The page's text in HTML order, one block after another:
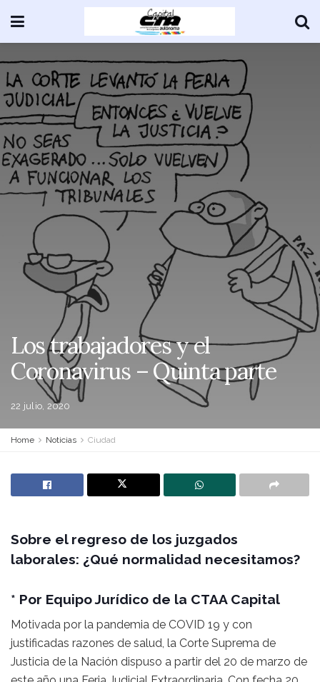
Los trabajadores y el
Coronavirus – Quinta parte
22 julio, 2020
Home Noticias Ciudad
Sobre el regreso de los juzgados
laborales: ¿Qué normalidad necesitamos?
* Por Equipo Jurídico de la CTAA Capital
Motivada por la pandemia de COVID 19 y con
justificadas razones de salud, la Corte Suprema de
Justicia de la Nación dispuso a partir del 20 de marzo de